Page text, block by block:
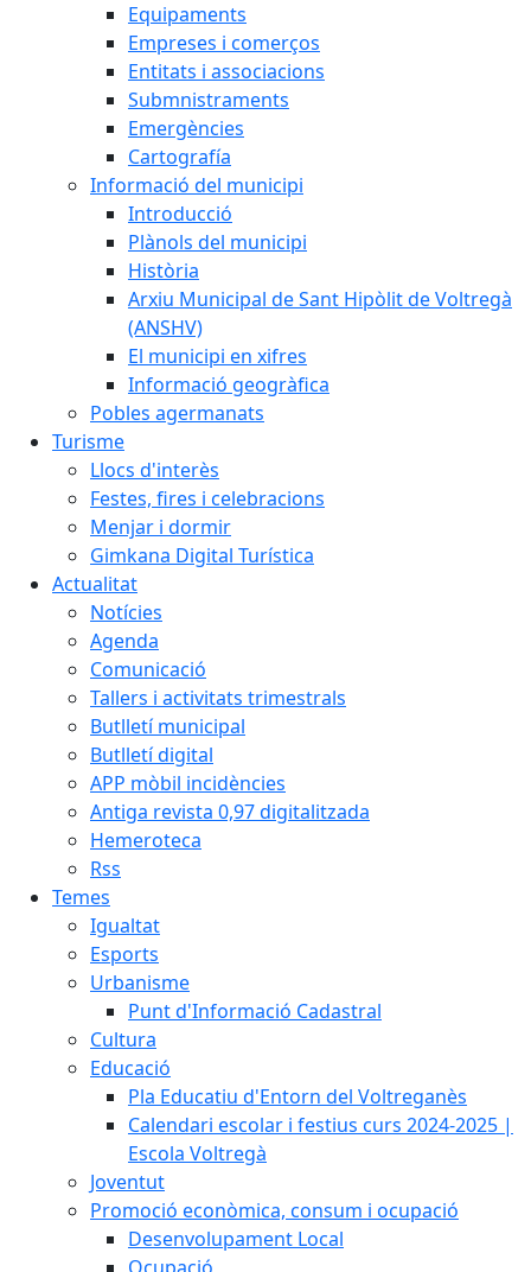
Equipaments
Empreses i comerços
Entitats i associacions
Submnistraments
Emergències
Cartografía
Informació del municipi
Introducció
Plànols del municipi
Història
Arxiu Municipal de Sant Hipòlit de Voltregà
(ANSHV)
El municipi en xifres
Informació geogràfica
Pobles agermanats
Turisme
Llocs d'interès
Festes, fires i celebracions
Menjar i dormir
Gimkana Digital Turística
Actualitat
Notícies
Agenda
Comunicació
Tallers i activitats trimestrals
Butlletí municipal
Butlletí digital
APP mòbil incidències
Antiga revista 0,97 digitalitzada
Hemeroteca
Rss
Temes
Igualtat
Esports
Urbanisme
Punt d'Informació Cadastral
Cultura
Educació
Pla Educatiu d'Entorn del Voltreganès
Calendari escolar i festius curs 2024-2025 |
Escola Voltregà
Joventut
Promoció econòmica, consum i ocupació
Desenvolupament Local